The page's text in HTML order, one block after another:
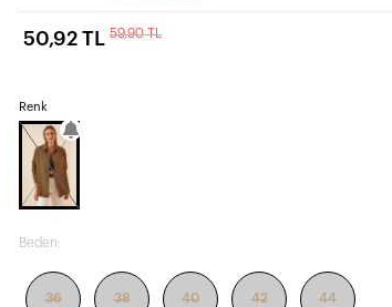
50,92 TL 59,90 TL
Renk
Beden:
36 38 40 42 44